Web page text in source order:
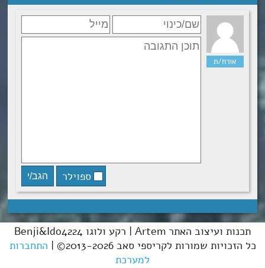
ספוילר
תכנות ועיצוב האתר Artem | רקע ולוגו Benji&Ido4224
כל הזכויות שמורות לקריספי סאב 2013-2026© |
התחברות
למערכת